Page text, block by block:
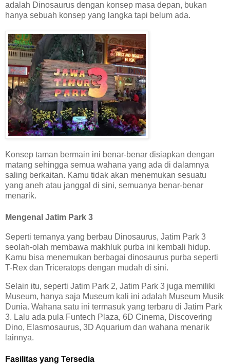
adalah Dinosaurus dengan konsep masa depan, bukan
hanya sebuah konsep yang langka tapi belum ada.
Konsep taman bermain ini benar-benar disiapkan dengan
matang sehingga semua wahana yang ada di dalamnya
saling berkaitan. Kamu tidak akan menemukan sesuatu
yang aneh atau janggal di sini, semuanya benar-benar
menarik.
Mengenal Jatim Park 3
Seperti temanya yang berbau Dinosaurus, Jatim Park 3
seolah-olah membawa makhluk purba ini kembali hidup.
Kamu bisa menemukan berbagai dinosaurus purba seperti
T-Rex dan Triceratops dengan mudah di sini.
Selain itu, seperti Jatim Park 2, Jatim Park 3 juga memiliki
Museum, hanya saja Museum kali ini adalah Museum Musik
Dunia. Wahana satu ini termasuk yang terbaru di Jatim Park
3. Lalu ada pula Funtech Plaza, 6D Cinema, Discovering
Dino, Elasmosaurus, 3D Aquarium dan wahana menarik
lainnya.
Fasilitas yang Tersedia